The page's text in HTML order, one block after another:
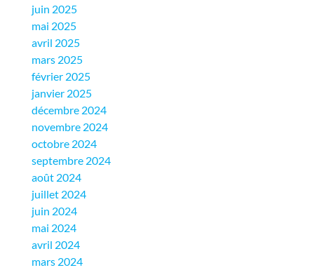
juin 2025
mai 2025
avril 2025
mars 2025
février 2025
janvier 2025
décembre 2024
novembre 2024
octobre 2024
septembre 2024
août 2024
juillet 2024
juin 2024
mai 2024
avril 2024
mars 2024